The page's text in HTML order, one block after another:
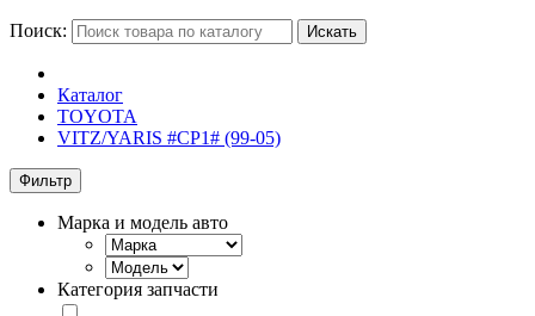
Поиск: Искать
Каталог
TOYOTA
VITZ/YARIS #CP1# (99-05)
Фильтр
Марка и модель авто
Категория запчасти